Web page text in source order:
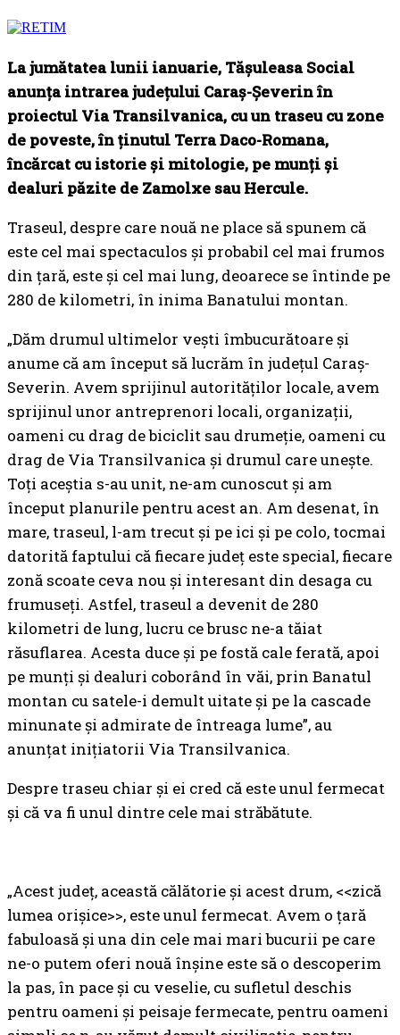
La jumătatea lunii ianuarie, Tășuleasa Social
anunța intrarea județului Caraș-Șeverin în
proiectul Via Transilvanica, cu un traseu cu zone
de poveste, în ținutul Terra Daco-Romana,
încărcat cu istorie și mitologie, pe munți și
dealuri păzite de Zamolxe sau Hercule.
Traseul, despre care nouă ne place să spunem că
este cel mai spectaculos și probabil cel mai frumos
din țară, este și cel mai lung, deoarece se întinde pe
280 de kilometri, în inima Banatului montan.
„Dăm drumul ultimelor vești îmbucurătoare și
anume că am început să lucrăm în județul Caraș-
Severin. Avem sprijinul autorităților locale, avem
sprijinul unor antreprenori locali, organizații,
oameni cu drag de biciclit sau drumeție, oameni cu
drag de Via Transilvanica și drumul care unește.
Toți aceștia s-au unit, ne-am cunoscut și am
început planurile pentru acest an. Am desenat, în
mare, traseul, l-am trecut și pe ici și pe colo, tocmai
datorită faptului că fiecare județ este special, fiecare
zonă scoate ceva nou și interesant din desaga cu
frumuseți. Astfel, traseul a devenit de 280
kilometri de lung, lucru ce brusc ne-a tăiat
răsuflarea. Acesta duce și pe fostă cale ferată, apoi
pe munți și dealuri coborând în văi, prin Banatul
montan cu satele-i demult uitate și pe la cascade
minunate și admirate de întreaga lume”, au
anunțat inițiatorii Via Transilvanica.
Despre traseu chiar și ei cred că este unul fermecat
și că va fi unul dintre cele mai străbătute.
„Acest județ, această călătorie și acest drum, <<zică
lumea orișice>>, este unul fermecat. Avem o țară
fabuloasă și una din cele mai mari bucurii pe care
ne-o putem oferi nouă înșine este să o descoperim
la pas, în pace și cu veselie, cu sufletul deschis
pentru oameni și peisaje fermecate, pentru oameni